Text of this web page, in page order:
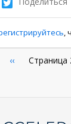
,
←
‹‹ Страница